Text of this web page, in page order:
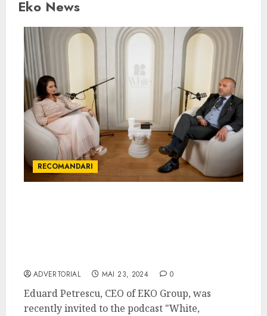
Eko News
RECOMANDARI
ADVERTORIAL MAI 23, 2024 0
Eduard Petrescu, CEO of EKO Group, was
recently invited to the podcast "White,